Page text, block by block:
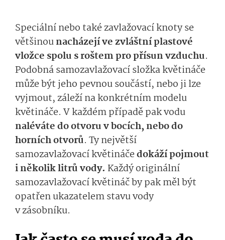
Speciální nebo také zavlažovací knoty se
většinounacházejí ve zvláštní plastové
vložce spolu s roštem pro přísun vzduchu.
Podobná samozavlažovací složka květináče
může být jeho pevnou součástí, nebo ji lze
vyjmout, záleží na konkrétním modelu
květináče. V každém případě pak vodu
naléváte do otvoru v bocích, nebo do
horních otvorů. Ty největší
samozavlažovací květináčedokáží pojmout
i několik litrů vody. Každý originální
samozavlažovací květináč by pak měl být
opatřen ukazatelem stavu vody
v zásobníku.